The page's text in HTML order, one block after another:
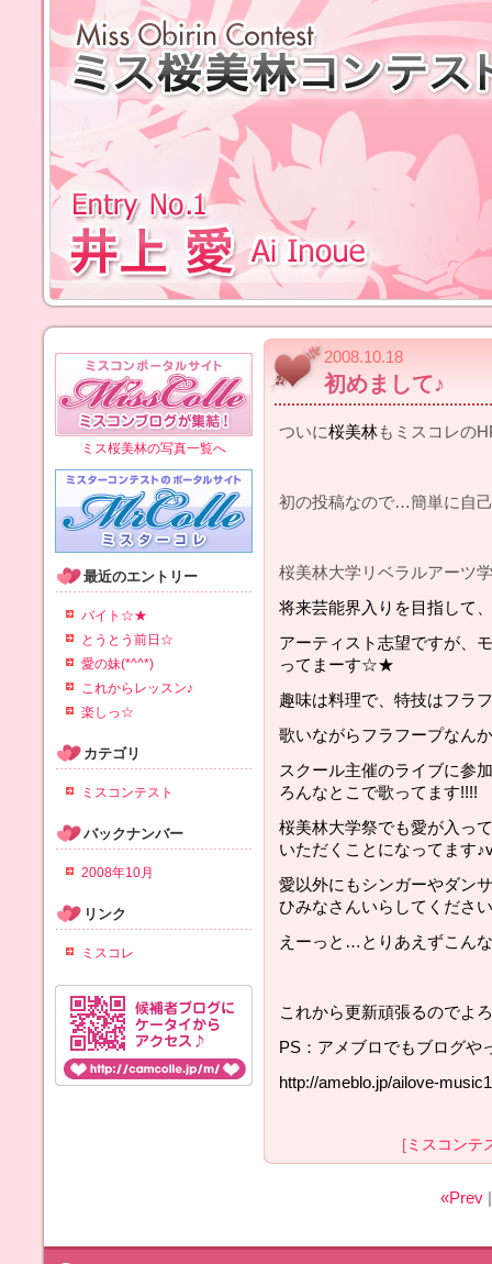
2008.10.18
初めまして♪
ついに桜美林もミスコレの
初の投稿なので…簡単に自
桜美林大学リベラルアーツ
将来芸能界入りを目指して
アーティスト志望ですが、
ってまーす☆★
趣味は料理で、特技はフラ
歌いながらフラフープなん
スクール主催のライブに参
ろんなとこで歌ってます!!!!
桜美林大学祭でも愛が入っ
いただくことになってます
愛以外にもシンガーやダン
ひみなさんいらしてくだ
えーっと…とりあえずこん
これから更新頑張るので
PS：アメブロでもブログや
http://ameblo.jp/ailove-
[ ミスコンテ
«Prev
ミス桜美林の写真一覧へ
最近のエントリー
バイト☆★
とうとう前日☆
愛の妹(*^^*)
これからレッスン♪
楽しっ☆
カテゴリ
ミスコンテスト
バックナンバー
2008年10月
リンク
ミスコレ